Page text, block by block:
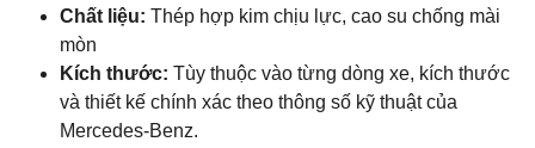
Chất liệu: Thép hợp kim chịu lực, cao su chống mài
mòn
Kích thước: Tùy thuộc vào từng dòng xe, kích thước
và thiết kế chính xác theo thông số kỹ thuật của
Mercedes-Benz.